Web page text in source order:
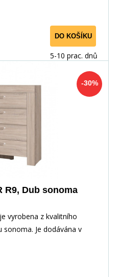
DO KOŠÍKU
5-10 prac. dnů
-30%
R9, Dub sonoma
vyrobena z kvalitního
Je dodávána v